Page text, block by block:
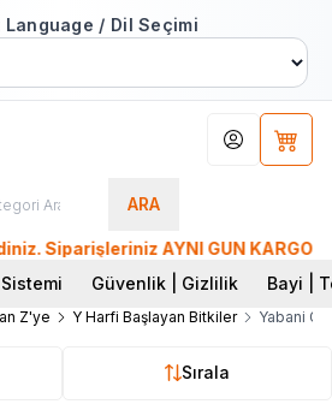
Language / Dil Seçimi
ARA
Hesabım
Siparişleriniz AYNI GÜN
Güvenlik | Gizlilik Bayi |
Z'ye Y Harfi Başlayan Bitkiler Yabani
Sırala